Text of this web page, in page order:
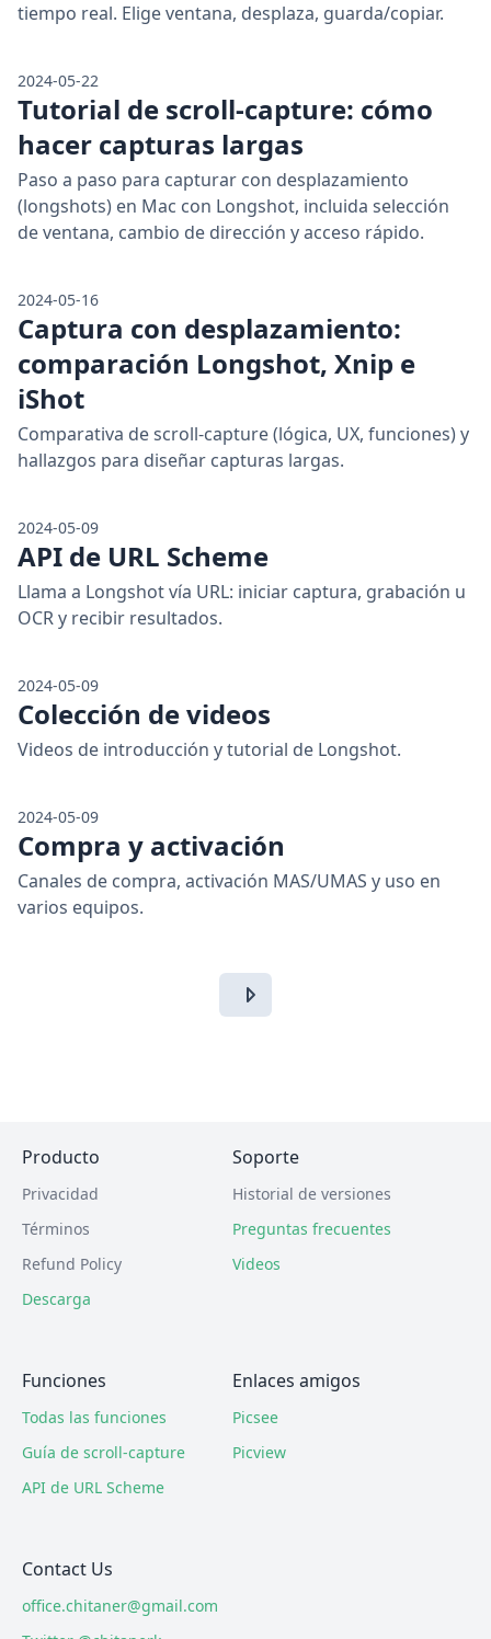
tiempo real. Elige ventana, desplaza, guarda/copiar.
2024-05-22
Tutorial de scroll-capture: cómo
hacer capturas largas
Paso a paso para capturar con desplazamiento
(longshots) en Mac con Longshot, incluida selección
de ventana, cambio de dirección y acceso rápido.
2024-05-16
Captura con desplazamiento:
comparación Longshot, Xnip e
iShot
Comparativa de scroll-capture (lógica, UX, funciones) y
hallazgos para diseñar capturas largas.
2024-05-09
API de URL Scheme
Llama a Longshot vía URL: iniciar captura, grabación u
OCR y recibir resultados.
2024-05-09
Colección de videos
Videos de introducción y tutorial de Longshot.
2024-05-09
Compra y activación
Canales de compra, activación MAS/UMAS y uso en
varios equipos.
Producto
Privacidad
Términos
Refund Policy
Descarga
Soporte
Historial de versiones
Preguntas frecuentes
Videos
Funciones
Todas las funciones
Guía de scroll-capture
API de URL Scheme
Enlaces amigos
Picsee
Picview
Contact Us
office.chitaner@gmail.com